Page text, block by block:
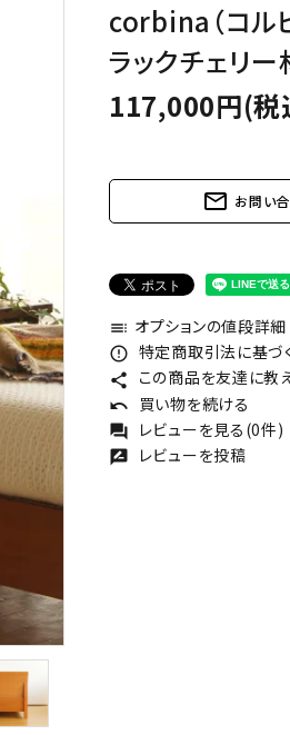
メンテナンスグッズ
corbina（コル
ラックチェリ
117,000円(
mail_outline お問い
toc オプションの値段詳細
error_outline 特定商取引法に基づ
share この商品を友達に教
undo 買い物を続ける
forum レビューを見る(0件)
rate_review レビューを投稿